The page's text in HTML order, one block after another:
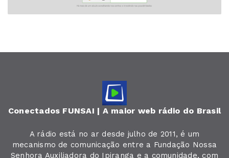
Conectados FUNSAI | A maior web rádio do Brasil
A rádio está no ar desde julho de 2011, é um
mecanismo de comunicação entre a Fundação Nossa
Senhora Auxiliadora do Ipiranga e a comunidade, com